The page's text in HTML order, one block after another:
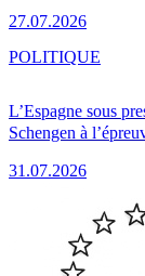
27.07.2026
L’Espagne sous
Schengen à
31.07.2026
POLITIQUE